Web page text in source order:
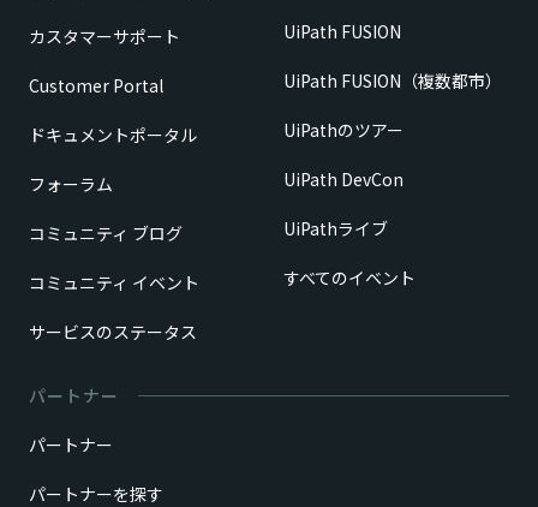
カスタマーサポート
Customer Portal
ドキュメントポータル
フォーラム
コミュニティ ブログ
コミュニティ イベント
サービスのステータス
UiPath FUSION
UiPath FUSION（複数都市）
UiPathのツアー
UiPath DevCon
UiPathライブ
すべてのイベント
パートナー
パートナー
パートナーを探す